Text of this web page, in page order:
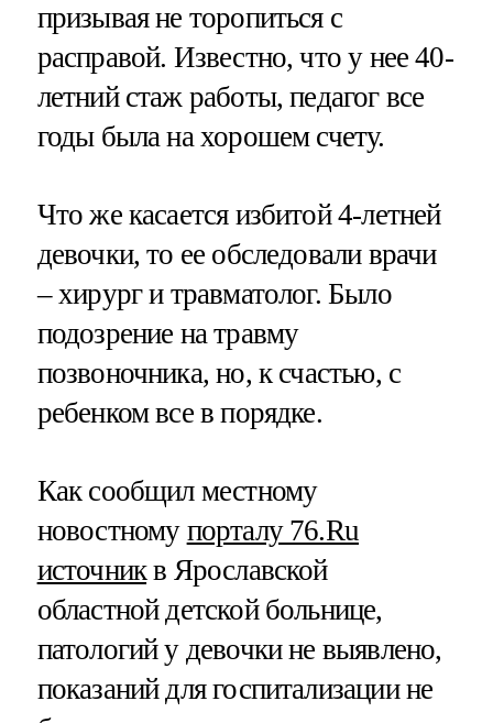
призывая не торопиться с
расправой. Известно, что у нее 40-
летний стаж работы, педагог все
годы была на хорошем счету.
Что же касается избитой 4-летней
девочки, то ее обследовали врачи
– хирург и травматолог. Было
подозрение на травму
позвоночника, но, к счастью, с
ребенком все в порядке.
Как сообщил местному
новостному порталу 76.Ru
источникв Ярославской
областной детской больнице,
патологий у девочки не выявлено,
показаний для госпитализации не